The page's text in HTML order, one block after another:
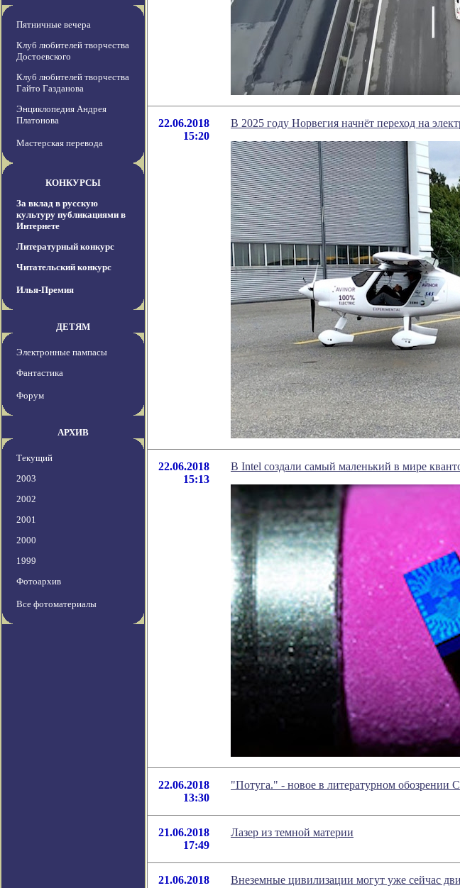
Пятничные вечера
Клуб любителей творчества
Достоевского
Клуб любителей творчества
Гайто Газданова
Энциклопедия Андрея
Платонова
Мастерская перевода
КОНКУРСЫ
За вклад в русскую
культуру публикациями в
Интернете
Литературный конкурс
Читательский конкурс
Илья-Премия
ДЕТЯМ
Электронные пампасы
Фантастика
Форум
АРХИВ
Текущий
2003
2002
2001
2000
1999
Фотоархив
Все фотоматериалы
22.06.2018
15:20
В 2025 году Норвегия начнёт переход на
22.06.2018
15:13
В Intel создали самый маленький в мире
22.06.2018
13:30
"Потуга." - новое в литературном обозрении
21.06.2018
17:49
Лазер из темной материи
21.06.2018
Внеземные цивилизации могут уже сейчас